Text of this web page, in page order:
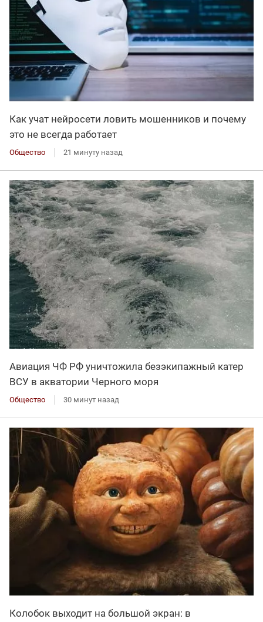
Как учат нейросети ловить мошенников и почему
это не всегда работает
Общество 21 минуту назад
Авиация ЧФ РФ уничтожила безэкипажный катер
ВСУ в акватории Черного моря
Общество 30 минут назад
Колобок выходит на большой экран: в